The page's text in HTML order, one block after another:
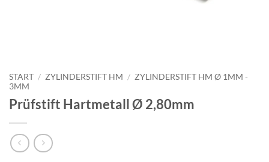
START / ZYLINDERSTIFT HM / ZYLINDERSTIFT HM Ø 1MM -
3MM
Prüfstift Hartmetall Ø 2,80mm